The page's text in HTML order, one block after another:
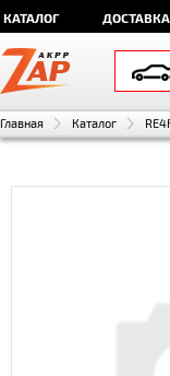
КАТАЛОГ ДОСТАВКА
Главная Каталог